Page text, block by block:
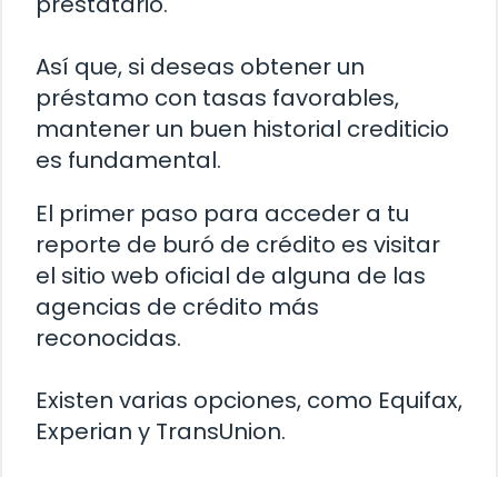
Así que, si deseas obtener un
préstamo con tasas favorables,
mantener un buen historial crediticio
es fundamental.
El primer paso para acceder a tu
reporte de buró de crédito es visitar
el sitio web oficial de alguna de las
agencias de crédito más
reconocidas.
Existen varias opciones, como Equifax,
Experian y TransUnion.